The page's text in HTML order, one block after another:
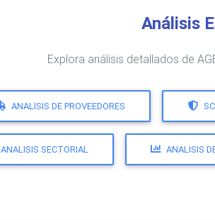
Análisis
Explora análisis detallados de
ANALISIS DE PROVEEDORES
ANALISIS SECTORIAL ANALISIS